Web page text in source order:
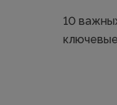
10